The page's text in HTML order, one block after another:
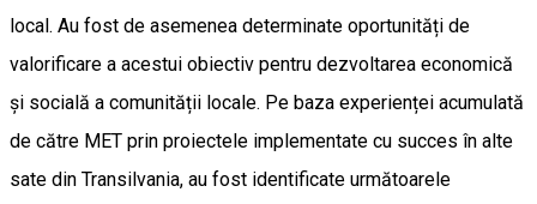
local. Au fost de asemenea determinate oportunități de
valorificare a acestui obiectiv pentru dezvoltarea economică
și socială a comunității locale. Pe baza experienței acumulată
de către MET prin proiectele implementate cu succes în alte
sate din Transilvania, au fost identificate următoarele